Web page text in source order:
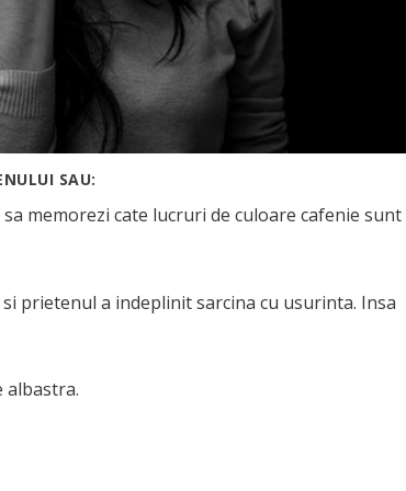
SAU:
memorezi cate lucruri de culoare cafenie sunt
prietenul a indeplinit sarcina cu usurinta. Insa
albastra.